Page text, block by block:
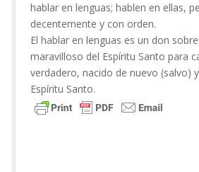
hablar en lenguas; hablen en ellas,
decentemente y con orden.
El hablar en lenguas es un don
maravilloso del Espíritu Santo para
verdadero, nacido de nuevo (salvo)
Espíritu Santo.